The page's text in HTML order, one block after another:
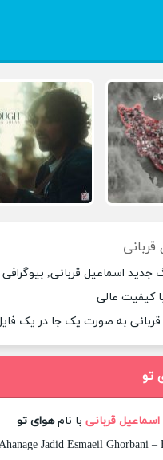
جدید اسماعیل قربانی, بیوگرافی
کیفیت عالی
به صورت یک جا در یک
تو
اسماعیل قربانی با نامهوای تو
Jadid Esmaeil Ghorbani